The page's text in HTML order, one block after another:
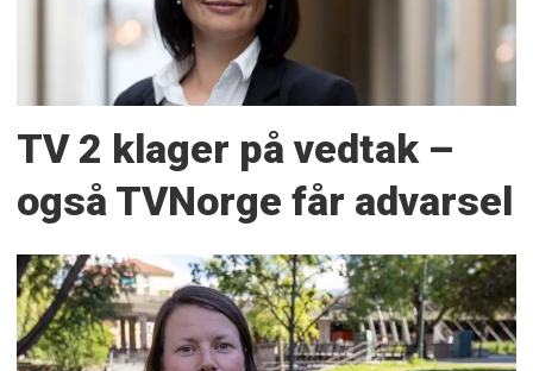
TV 2 klager på vedtak –
også TVNorge får advarsel